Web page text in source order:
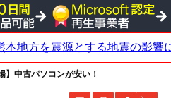
中古パソコンが安い！